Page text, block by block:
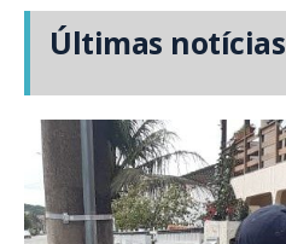
Últimas notícias